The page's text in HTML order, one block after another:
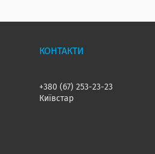
+380 (67) 253-23-23
Київстар